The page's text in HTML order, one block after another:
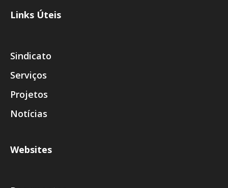
Links Úteis
Sindicato
Serviços
Projetos
Notícias
Websites